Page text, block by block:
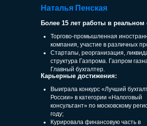
Наталья Пенская
Более 15 лет работы в реальном
Торгово-промышленная
компания, участие в различных
Стартапы, реорганизация,
структура Газпрома. Газпром
Главный бухгалтер.
Выиграла конкурс «Лучший
России» в категории «Налоговый
консультант» по московскому
году;
Курировала финансовую часть в
Карьерные достижения: